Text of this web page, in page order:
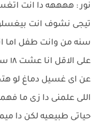
نور : ههههه دا انت
تيجى نشوف انت
سنه من وانت طفل اما
عن اى غسيل دماغ لو
اللى علمنى دا زى ما
حياتى طبيعيه لكن دا